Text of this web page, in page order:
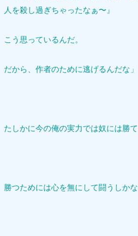
人を殺し過ぎちゃったなぁ〜』
こう思っているんだ。
だから、作者のために逃げるんだな」
たしかに今の俺の実力では奴には勝て
勝つためには心を無にして闘うしかな